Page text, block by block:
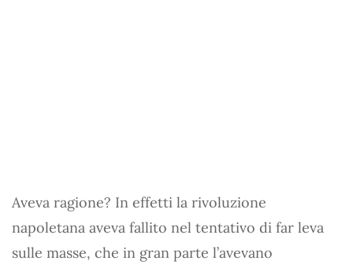
Aveva ragione? In effetti la rivoluzione
napoletana aveva fallito nel tentativo di far leva
sulle masse, che in gran parte l’avevano